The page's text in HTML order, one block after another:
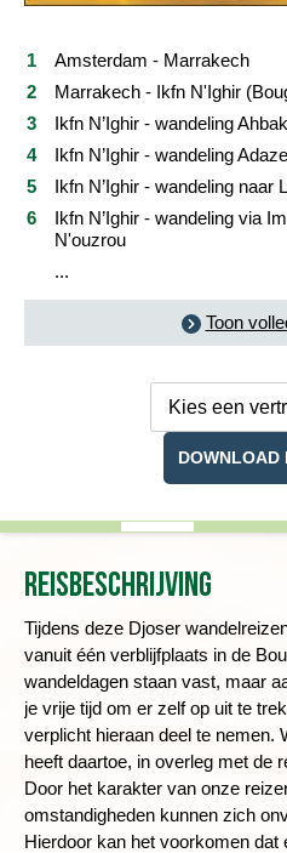
Amsterdam - Marrakech
Marrakech - Ikfn N'Ighir
Ikfn N’Ighir - wandeling
Ikfn N’Ighir - wandeling
Ikfn N’Ighir - wandeling
Ikfn N’Ighir - wandeling via
N'ouzrou
...
Toon
DOWNLOAD
Reisbeschrijving
Tijdens deze Djoser
vanuit één verblijfplaats in de
wandeldagen staan vast, maar
je vrije tijd om er zelf op uit te
verplicht hieraan deel te nemen.
heeft daartoe, in overleg met de
Door het karakter van onze
omstandigheden kunnen zich
Hierdoor kan het voorkomen dat